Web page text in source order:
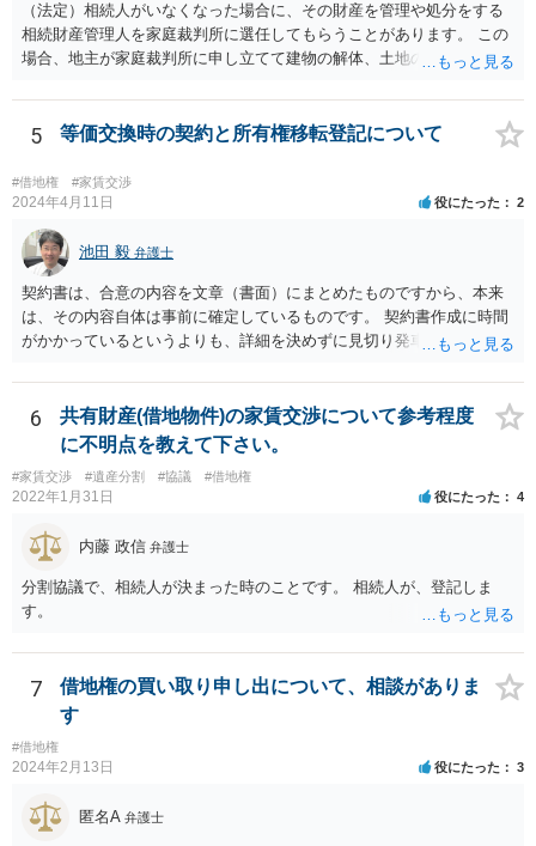
（法定）相続人がいなくなった場合に、その財産を管理や処分をする
相続財産管理人を家庭裁判所に選任してもらうことがあります。 この
場合、地主が家庭裁判所に申し立てて建物の解体、土地の明け渡しを
財産を持っていればその財産から解体費用を出すことも考えられます
が、なければ、事実上地主が出さざるを得なくなると思います。
5 等価交換時の契約と所有権移転登記について
#借地権 #家賃交渉
2024年4月11日 役にたった 2
池田 毅 弁護士
契約書は、合意の内容を文章（書面）にまとめたものですから、本来
は、その内容自体は事前に確定しているものです。 契約書作成に時間
がかかっているというよりも、詳細を決めずに見切り発車をしてしま
で、地代の支払い時期、方法などきちんと「確定」して覚書にしてお
く方が安全だろうと思います。 所有権移転登記を先行させることのデ
メリットというよりも、詳細についての取り決めがないこと自体がデ
メリット（どのようなトラブル（相手の言い分）がでてくるかが分か
らない）なので、まずはそこをきちんとしたほうがよいと思います。
6
共有財産(借地物件)の家賃交渉について参考程度
に不明点を教えて下さい。
#家賃交渉 #遺産分割 #協議 #借地権
2022年1月31日 役にたった 4
内藤 政信 弁護士
分割協議で、相続人が決まった時のことです。 相続人が、登記しま
す。
7
借地権の買い取り申し出について、相談がありま
す
#借地権
2024年2月13日 役にたった 3
匿名A 弁護士